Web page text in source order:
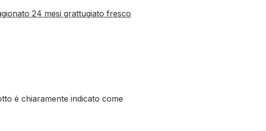
24 mesi grattugiato fresco
è chiaramente indicato come